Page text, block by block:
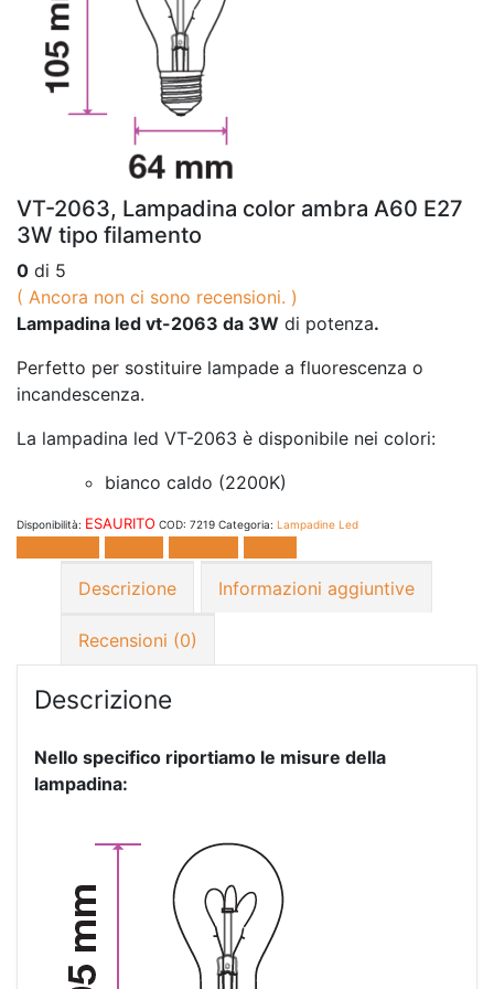
VT-2063, Lampadina color ambra A60 E27
3W tipo filamento
0 di 5
( Ancora non ci sono recensioni. )
Lampadina led vt-2063 da 3W di potenza.
Perfetto per sostituire lampade a fluorescenza o
incandescenza.
La lampadina led VT-2063 è disponibile nei colori:
bianco caldo (2200K)
Disponibilità: ESAURITO COD: 7219 Categoria: Lampadine Led
Descrizione
Informazioni aggiuntive
Recensioni (0)
Descrizione
Nello specifico riportiamo le misure della
lampadina: